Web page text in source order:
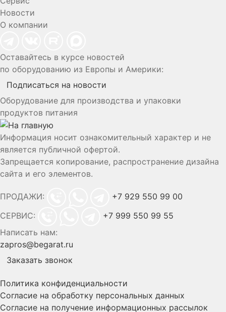
Новости
О компании
Оставайтесь в курсе новостей
по оборудованию из Европы и Америки:
Подписаться на новости
Оборудование для производства и упаковки
продуктов питания
Информация носит ознакомительный характер и не
является публичной офертой.
Запрещается копирование, распространение дизайна
сайта и его элементов.
ПРОДАЖИ:
+7 929 550 99 00
СЕРВИС:
+7 999 550 99 55
Написать нам:
zapros@begarat.ru
Заказать звонок
Политика конфиденциальности
Согласие на обработку персональных данных
Согласие на получение информационных рассылок